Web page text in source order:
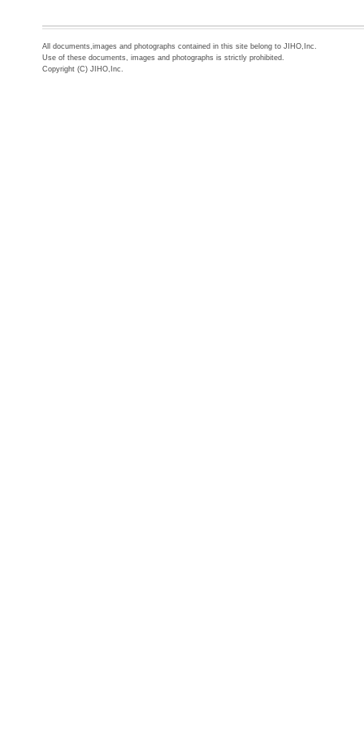
All documents,images and photographs contained in this site belong to JIHO,Inc.
Use of these documents, images and photographs is strictly prohibited.
Copyright (C) JIHO,Inc.